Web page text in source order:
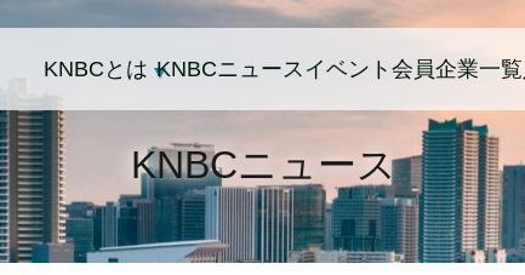
KNBCとは KNBCニュース イベント 会員企業一覧
KNBCニュース